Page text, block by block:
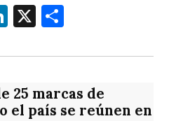
LinkedIn
X
25 marcas de
el país se reúnen en